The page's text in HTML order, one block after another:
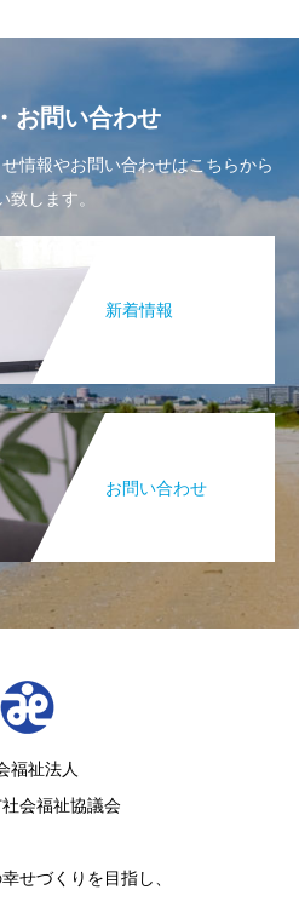
お問い合わせ
情報やお問い合わせはこちらから
致します。
新着情報
お問い合わせ
福祉法人
会福祉協議会
せづくりを目指し、